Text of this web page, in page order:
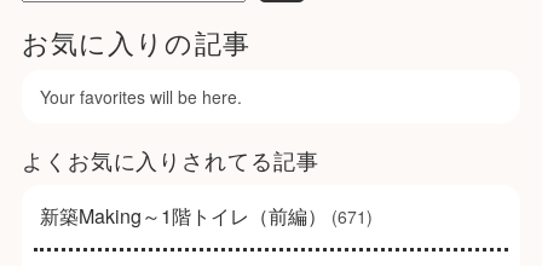
お気に入りの記事
Your favorites will be here.
よくお気に入りされてる記事
新築Making～1階トイレ（前編） (671)